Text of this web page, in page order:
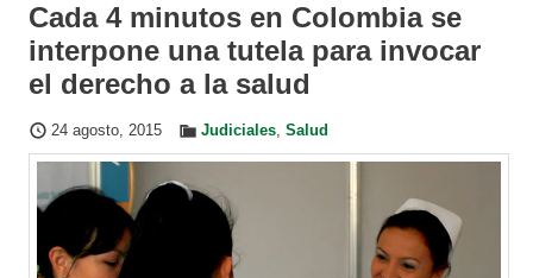
Cada 4 minutos en Colombia se
interpone una tutela para invocar
el derecho a la salud
24 agosto, 2015 Judiciales, Salud